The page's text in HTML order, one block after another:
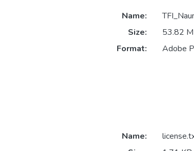
Name:
Size:
53.82
Format:
Adobe
Name: